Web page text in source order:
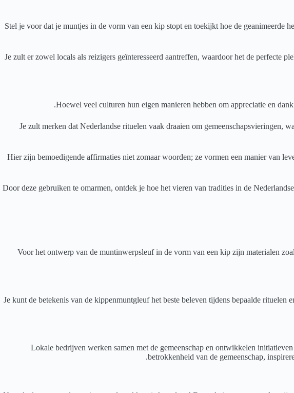
Stel je voor dat je muntjes in de vorm van een kip stopt en toekijkt hoe de geanimeerde
Je zult er zowel locals als reizigers geïnteresseerd aantreffen, waardoor het de perfecte
Hoewel veel culturen hun eigen manieren hebben om appreciatie en
Je zult merken dat Nederlandse rituelen vaak draaien om gemeenschapsvieringen,
Hier zijn bemoedigende affirmaties niet zomaar woorden; ze vormen een manier van
Door deze gebruiken te omarmen, ontdek je hoe het vieren van tradities in de
Voor het ontwerp van de muntinwerpsleuf in de vorm van een kip zijn materialen
Je kunt de betekenis van de kippenmuntgleuf het beste beleven tijdens bepaalde
Lokale bedrijven werken samen met de gemeenschap en ontwikkelen
betrokkenheid van de gemeenschap,